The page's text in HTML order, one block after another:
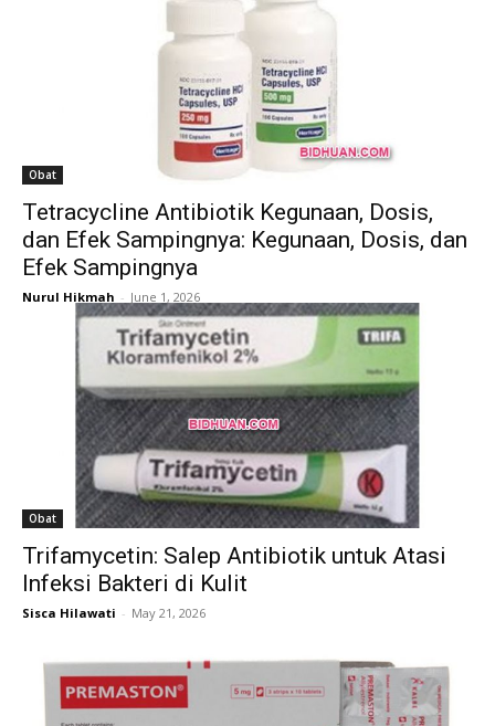
Obat
Tetracycline Antibiotik Kegunaan, Dosis,
dan Efek Sampingnya: Kegunaan, Dosis, dan
Efek Sampingnya
Nurul Hikmah - June 1, 2026
Obat
Trifamycetin: Salep Antibiotik untuk Atasi
Infeksi Bakteri di Kulit
Sisca Hilawati - May 21, 2026